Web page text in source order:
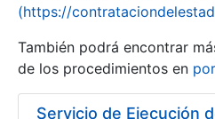
(https://
También podrá encontrar
de los procedimientos en